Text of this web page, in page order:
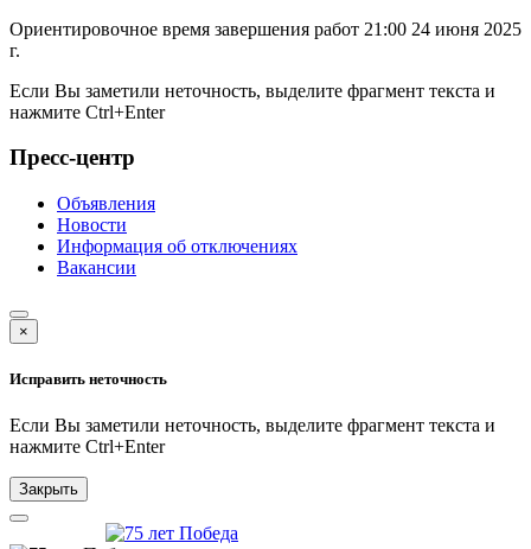
Ориентировочное время завершения работ 21:00 24 июня 2025
г.
Если Вы заметили неточность, выделите фрагмент текста и
нажмите Ctrl+Enter
Пресс-центр
Объявления
Новости
Информация об отключениях
Вакансии
×
Исправить неточность
Если Вы заметили неточность, выделите фрагмент текста и
нажмите Ctrl+Enter
Закрыть